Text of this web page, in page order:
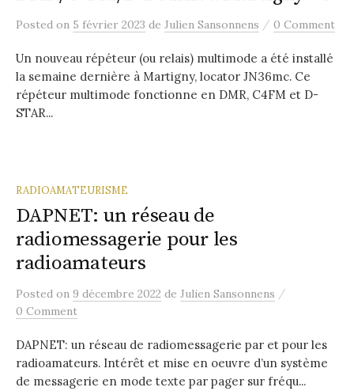
Posted on 5 février 2023 de Julien Sansonnens / 0 Comment
Un nouveau répéteur (ou relais) multimode a été installé
la semaine dernière à Martigny, locator JN36mc. Ce
répéteur multimode fonctionne en DMR, C4FM et D-
STAR...
RADIOAMATEURISME
DAPNET: un réseau de
radiomessagerie pour les
radioamateurs
Posted on 9 décembre 2022 de Julien Sansonnens /
0 Comment
DAPNET: un réseau de radiomessagerie par et pour les
radioamateurs. Intérêt et mise en oeuvre d’un système
de messagerie en mode texte par pager sur fréqu...